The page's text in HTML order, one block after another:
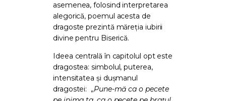
asemenea, folosind interpretarea
alegorică, poemul acesta de
dragoste prezintă măreția iubirii
divine pentru Biserică.
Ideea centrală în capitolul opt este
dragostea: simbolul, puterea,
intensitatea și dușmanul
dragostei: „Pune-mă ca o pecete